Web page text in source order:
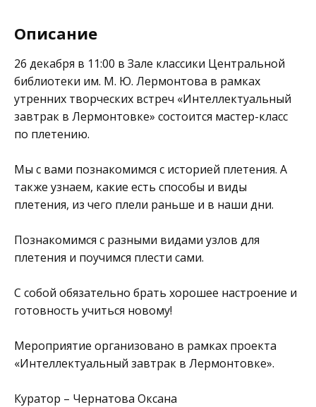
Описание
26 декабря в 11:00 в Зале классики Центральной
библиотеки им. М. Ю. Лермонтова в рамках
утренних творческих встреч «Интеллектуальный
завтрак в Лермонтовке» состоится мастер-класс
по плетению.
Мы с вами познакомимся с историей плетения. А
также узнаем, какие есть способы и виды
плетения, из чего плели раньше и в наши дни.
Познакомимся с разными видами узлов для
плетения и поучимся плести сами.
С собой обязательно брать хорошее настроение и
готовность учиться новому!
Мероприятие организовано в рамках проекта
«Интеллектуальный завтрак в Лермонтовке».
Куратор – Чернатова Оксана